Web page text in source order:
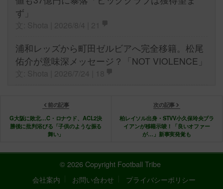
ず」
浦和レッズから町田ゼルビアへ完全移籍。松尾
佑介が意味深メッセージ？「NOT VIOLENCE」
前の記事
G大阪に敗北…C・ロナウド、ACL2決
勝後に批判浴びる「子供のような振る
舞い」
次の記事
柏レイソル出身・STVV小久保玲央ブラ
イアンが移籍示唆！「良いオファー
が…」新事実発覚も
© 2026 Copyright Football Tribe
会社案内
お問い合わせ プライバシーポリシー